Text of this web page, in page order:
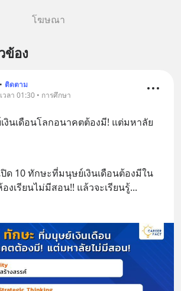
english.in.th/event/inspire-english-
พิเศษ/ ติดต่อสอบถามคอร์สเรียนเพิ่ม
#เรียนรู้ผ่านการใช้จริง #มากกว่าการ
เรียนภาษา #InspireEnglish
โฆษณา
ข้อง
• ติดตาม
วลา 01:30 • การศึกษา
งินเดือนโลกอนาคตต้องมี! แต่มหาลัย
ปิด 10 ทักษะที่มนุษย์เงินเดือนต้องมีใน
งเรียนไม่มีสอน!! แล้วจะเรียนรู้...